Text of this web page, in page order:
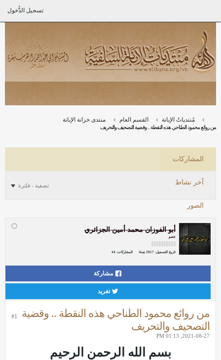
تسجيل الدُّخول
مُنتدياتُ الإبانة القسم العام منتدى خزانة الإبانة
من روائع محمود الطناحي هذه النقطة .. وقضية التصحيف والتحريف
المشاركات
آخر نشاط
الصور
تصفية - فلترة
أبو الفوزان محمد أمين الجزائري
عضو
تاريخ التسجيل: Aug 2017 المشاركات: 44
مشاركة
تغريد
#1
من روائع محمود الطناحي هذه النقطة .. وقضية
التصحيف والتحريف
2021-08-27, 01:13 PM
بسم الله الرحمن الرحيم